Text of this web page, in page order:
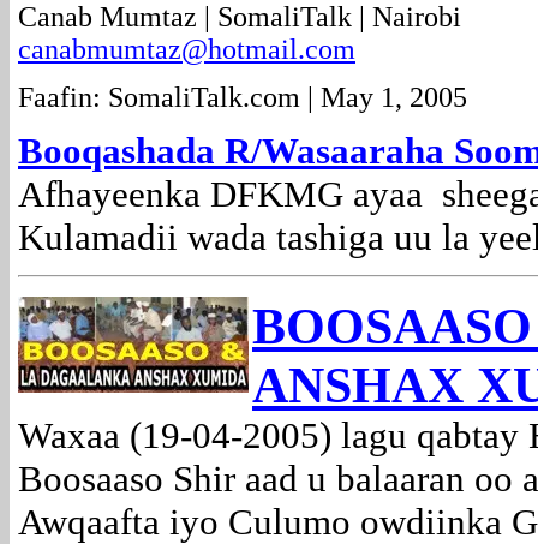
Canab Mumtaz | SomaliTalk | Nairobi
canabmumtaz@hotmail.com
Faafin: SomaliTalk.com | May 1, 2005
Booqashada R/Wasaaraha
Afhayeenka DFKMG ayaa
Kulamadii wada tashiga uu la
ANSHAX
Waxaa (19-04-2005) lagu qabtay
Boosaaso Shir aad u balaaran oo
Awqaafta iyo Culumo owdiinka